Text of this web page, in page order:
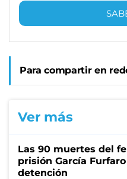
Para compartir en
Ver más
Las 90 muertes del
prisión García
detención